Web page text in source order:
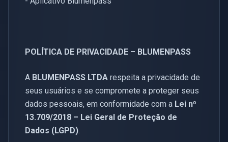
POLÍTICA DE PRIVACIDADE – BLUMENPASS
A BLUMENPASS LTDA respeita a privacidade de
seus usuários e se compromete a proteger seus
dados pessoais, em conformidade com a Lei nº
13.709/2018 – Lei Geral de Proteção de
Dados (LGPD).